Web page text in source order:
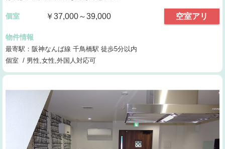
個室 ￥37,000～39,000 空室アリ
物件情報
最寄駅：阪神なんば線 千鳥橋駅 徒歩5分以内
個室 / 男性,女性,外国人対応可